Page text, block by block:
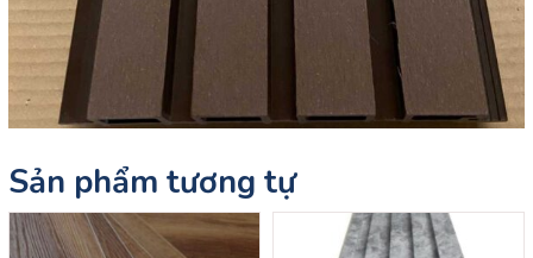
Sản phẩm tương tự